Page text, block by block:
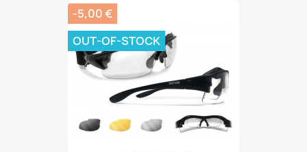
-5,00 €
OUT-OF-STOCK